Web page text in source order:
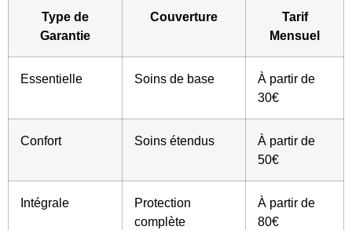
Type de
Garantie
Couverture
Tarif
Mensuel
Essentielle Soins de base
À partir de
30€
Confort Soins étendus
À partir de
50€
Intégrale
Protection
complète
À partir de
80€